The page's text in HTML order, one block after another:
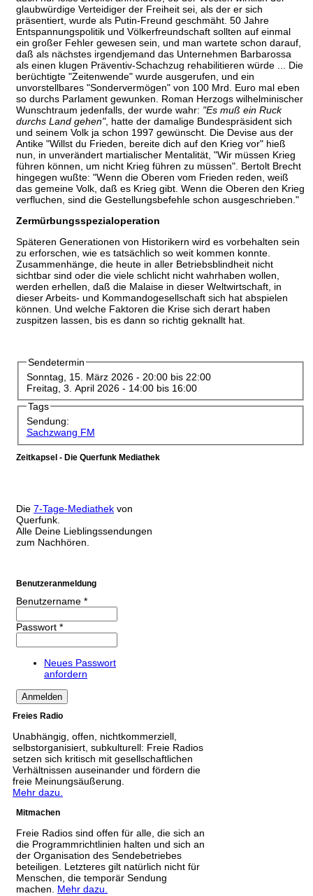
glaubwürdige Verteidiger der Freiheit sei, als der er sich
präsentiert, wurde als Putin-Freund geschmäht. 50 Jahre
Entspannungspolitik und Völkerfreundschaft sollten auf einmal
ein großer Fehler gewesen sein, und man wartete schon darauf,
daß als nächstes irgendjemand das Unternehmen Barbarossa
als einen klugen Präventiv-Schachzug rehabilitieren würde ... Die
berüchtigte "Zeitenwende" wurde ausgerufen, und ein
unvorstellbares "Sondervermögen" von 100 Mrd. Euro mal eben
so durchs Parlament gewunken. Roman Herzogs wilhelminischer
Wunschtraum jedenfalls, der wurde wahr: "Es muß ein Ruck
durchs Land gehen", hatte der damalige Bundespräsident sich
und seinem Volk ja schon 1997 gewünscht. Die Devise aus der
Antike "Willst du Frieden, bereite dich auf den Krieg vor" hieß
nun, in unverändert martialischer Mentalität, "Wir müssen Krieg
führen können, um nicht Krieg führen zu müssen". Bertolt Brecht
hingegen wußte: "Wenn die Oberen vom Frieden reden, weiß
das gemeine Volk, daß es Krieg gibt. Wenn die Oberen den Krieg
verfluchen, sind die Gestellungsbefehle schon ausgeschrieben."
Zermürbungsspezialoperation
Späteren Generationen von Historikern wird es vorbehalten sein
zu erforschen, wie es tatsächlich so weit kommen konnte.
Zusammenhänge, die heute in aller Betriebsblindheit nicht
sichtbar sind oder die viele schlicht nicht wahrhaben wollen,
werden erhellen, daß die Malaise in dieser Weltwirtschaft, in
dieser Arbeits- und Kommandogesellschaft sich hat abspielen
können. Und welche Faktoren die Krise sich derart haben
zuspitzen lassen, bis es dann so richtig geknallt hat.
Sendetermin
Sonntag, 15. März 2026 - 20:00bis 22:00
Freitag, 3. April 2026 - 14:00bis 16:00
Tags
Sendung:
Sachzwang FM
Zeitkapsel - Die Querfunk Mediathek
Die 7-Tage-Mediathek von
Querfunk.
Alle Deine Lieblingssendungen
zum Nachhören.
Benutzeranmeldung
Benutzername *
Passwort *
Neues Passwort
anfordern
Freies Radio
Unabhängig, offen, nichtkommerziell,
selbstorganisiert, subkulturell: Freie Radios
setzen sich kritisch mit gesellschaftlichen
Verhältnissen auseinander und fördern die
freie Meinungsäußerung.
Mehr dazu.
Mitmachen
Freie Radios sind offen für alle, die sich an
die Programmrichtlinien halten und sich an
der Organisation des Sendebetriebes
beteiligen. Letzteres gilt natürlich nicht für
Menschen, die temporär Sendung
machen. Mehr dazu.